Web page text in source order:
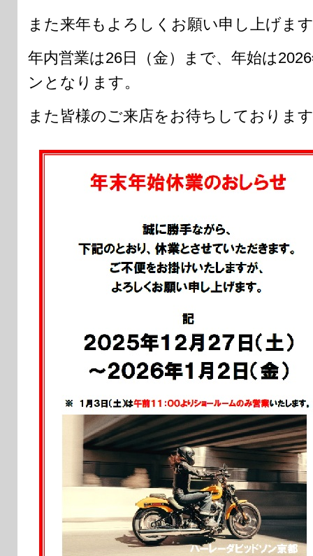
また来年もよろしくお願い申し上げま
年内営業は26日（金）まで、年始は
ンとなります。
また皆様のご来店をお待ちしておりま